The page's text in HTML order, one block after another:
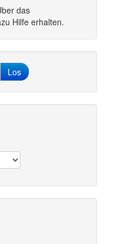
das
Hilfe erhalten.
Los